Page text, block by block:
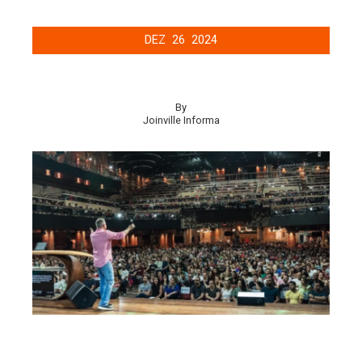
DEZ 26 2024
By
Joinville Informa